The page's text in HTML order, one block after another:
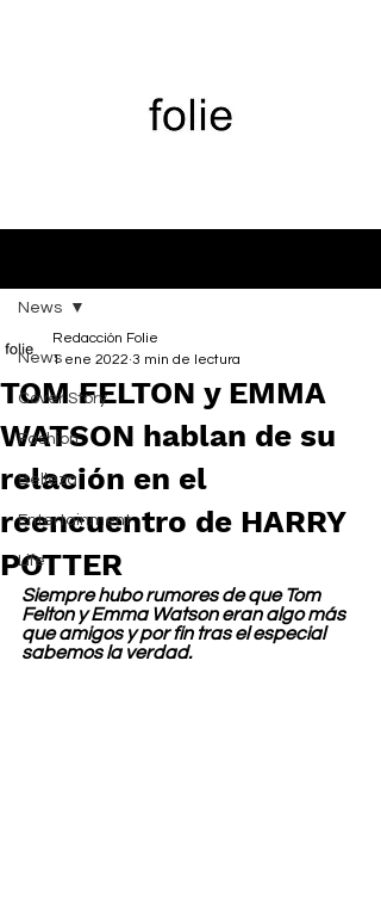
News
Cover Story
Fashion
Belleza
Entertainment
Life
News
TOM FELTON y EMMA
WATSON hablan de su
relación en el
reencuentro de HARRY
POTTER
Redacción Folie
1 ene 2022 3 min de lectura
Siempre hubo rumores de que Tom
Felton y Emma Watson eran algo más
que amigos y por fin tras el especial
sabemos la verdad.